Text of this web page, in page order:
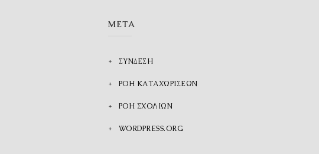
META
ΣΎΝΔΕΣΗ
ΡΟΉ ΚΑΤΑΧΩΡΊΣΕΩΝ
ΡΟΉ ΣΧΟΛΊΩΝ
WORDPRESS.ORG